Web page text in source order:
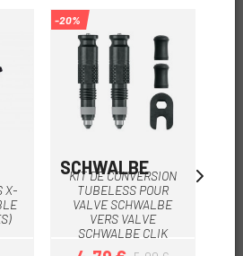
X-
-20%
SCHWALBE
KIT DE CONVERSION
TUBELESS POUR
VALVE SCHWALBE
VERS VALVE
SCHWALBE CLIK